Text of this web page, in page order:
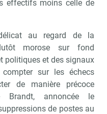
effectifs moins celle de
au regard de la
morose sur fond
politiques et des signaux
compter sur les échecs
de manière précoce
annoncée le
de postes au